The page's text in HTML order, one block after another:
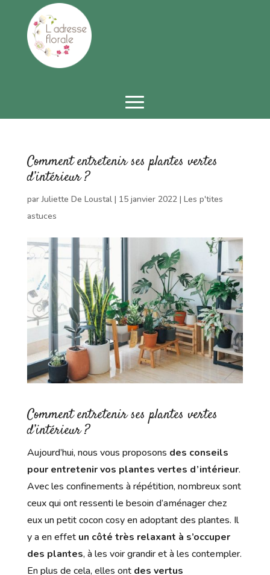
Comment entretenir ses plantes vertes
d’intérieur ?
parJuliette De Loustal| 15 janvier 2022| Les p'tites
astuces
Comment entretenir ses plantes vertes
d’intérieur ?
Aujourd’hui, nous vous proposons des conseils
pour entretenir vos plantes vertes d’intérieur.
Avec les confinements à répétition, nombreux sont
ceux qui ont ressenti le besoin d’aménager chez
eux un petit cocon cosy en adoptant des plantes. Il
y a en effet un côté très relaxant à s’occuper
des plantes, à les voir grandir et à les contempler.
En plus de cela, elles ont des vertus